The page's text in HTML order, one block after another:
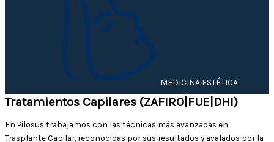
MEDICINA ESTÉTICA
Tratamientos Capilares (ZAFIRO|FUE|DHI)
En Pilosus trabajamos con las técnicas más avanzadas en
Trasplante Capilar, reconocidas por sus resultados y avalados por la